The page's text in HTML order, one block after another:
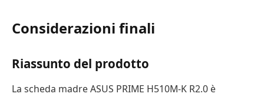
Considerazioni finali
Riassunto del prodotto
La scheda madre ASUS PRIME H510M-K R2.0 è